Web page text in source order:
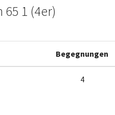
1 (4er)
Begegnungen
4